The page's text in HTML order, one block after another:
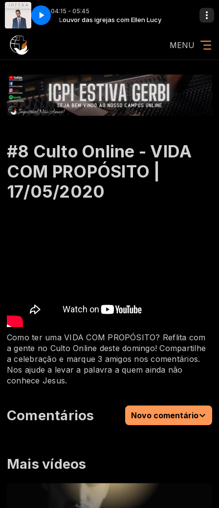
04:15 - 05:45
Lucy Louvor das igrejas com Ellen Lucy
Recomecar Jotta
MENU
#8 Culto Online - VIDA
COM PROPÓSITO |
17/05/2020
Mais vídeos
Como ter uma VIDA COM PROPÓSITO? Reflita com
a gente no Culto Online deste domingo! Compartilhe
a celebração e marque 3 amigos nos comentários.
Nos ajude a levar a palavra a quem ainda não
conhece Jesus.
Comentários Novo comentário